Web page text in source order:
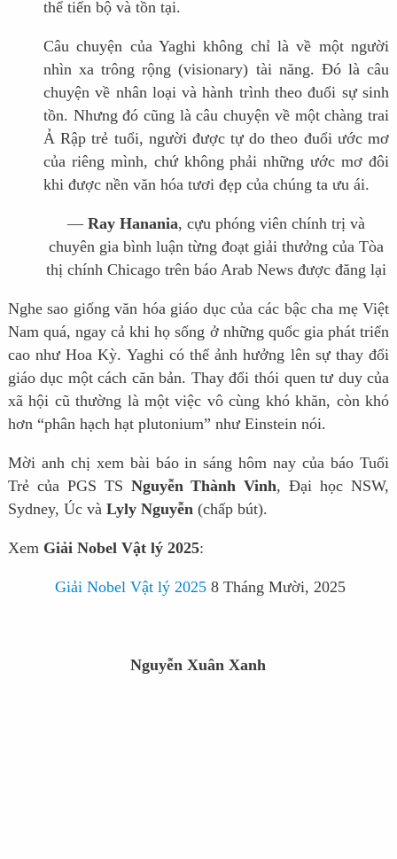
thể tiến bộ và tồn tại.
Câu chuyện của Yaghi không chỉ là về một người
nhìn xa trông rộng (visionary) tài năng. Đó là câu
chuyện về nhân loại và hành trình theo đuổi sự sinh
tồn. Nhưng đó cũng là câu chuyện về một chàng trai
Ả Rập trẻ tuổi, người được tự do theo đuổi ước mơ
của riêng mình, chứ không phải những ước mơ đôi
khi được nền văn hóa tươi đẹp của chúng ta ưu ái.
— Ray Hanania, cựu phóng viên chính trị và
chuyên gia bình luận từng đoạt giải thưởng của Tòa
thị chính Chicago trên báo Arab News được đăng lại
Nghe sao giống văn hóa giáo dục của các bậc cha mẹ Việt
Nam quá, ngay cả khi họ sống ở những quốc gia phát triển
cao như Hoa Kỳ. Yaghi có thể ảnh hưởng lên sự thay đổi
giáo dục một cách căn bản. Thay đổi thói quen tư duy của
xã hội cũ thường là một việc vô cùng khó khăn, còn khó
hơn “phân hạch hạt plutonium” như Einstein nói.
Mời anh chị xem bài báo in sáng hôm nay của báo Tuổi
Trẻ của PGS TS Nguyễn Thành Vinh, Đại học NSW,
Sydney, Úc và Lyly Nguyễn (chấp bút).
Xem Giải Nobel Vật lý 2025:
Giải Nobel Vật lý 2025 8 Tháng Mười, 2025
Nguyễn Xuân Xanh